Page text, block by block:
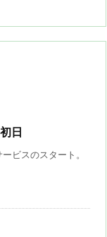
日
ビスのスタート。